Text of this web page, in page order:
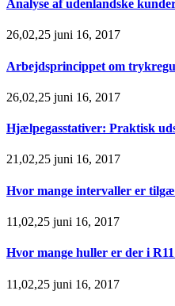
Analyse af udenlandske
26,02,25 juni 16, 2017
Arbejdsprincippet om
26,02,25 juni 16, 2017
Hjælpegasstativer: Praktisk
21,02,25 juni 16, 2017
Hvor mange intervaller er
11,02,25 juni 16, 2017
Hvor mange huller er der i R11
11,02,25 juni 16, 2017